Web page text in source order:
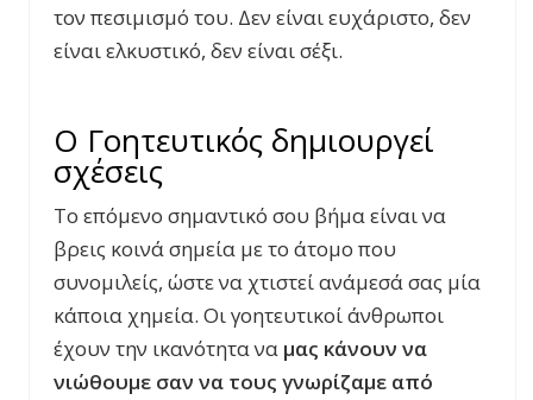
τον πεσιμισμό του. Δεν είναι ευχάριστο, δεν
είναι ελκυστικό, δεν είναι σέξι.
Ο Γοητευτικός δημιουργεί
σχέσεις
Το επόμενο σημαντικό σου βήμα είναι να
βρεις κοινά σημεία με το άτομο που
συνομιλείς, ώστε να χτιστεί ανάμεσά σας μία
κάποια χημεία. Οι γοητευτικοί άνθρωποι
έχουν την ικανότητα να μας κάνουν να
νιώθουμε σαν να τους γνωρίζαμε από